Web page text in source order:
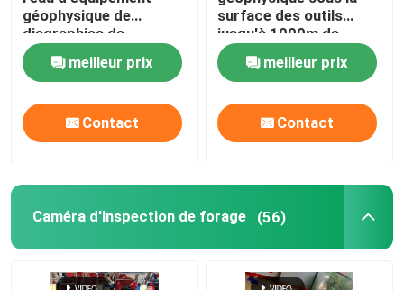
Contrôle de la qualité
Contact
Demande de soumission
Mètre géophysique de résistivité
géophysique de
diagraphies de
sondage et gamma
meilleur prix
Contact
surface des outils
jusqu'à 1000m de
diagraphies de
sondagemeilleur prix
Contact
Caméra d'inspection de forage (56)